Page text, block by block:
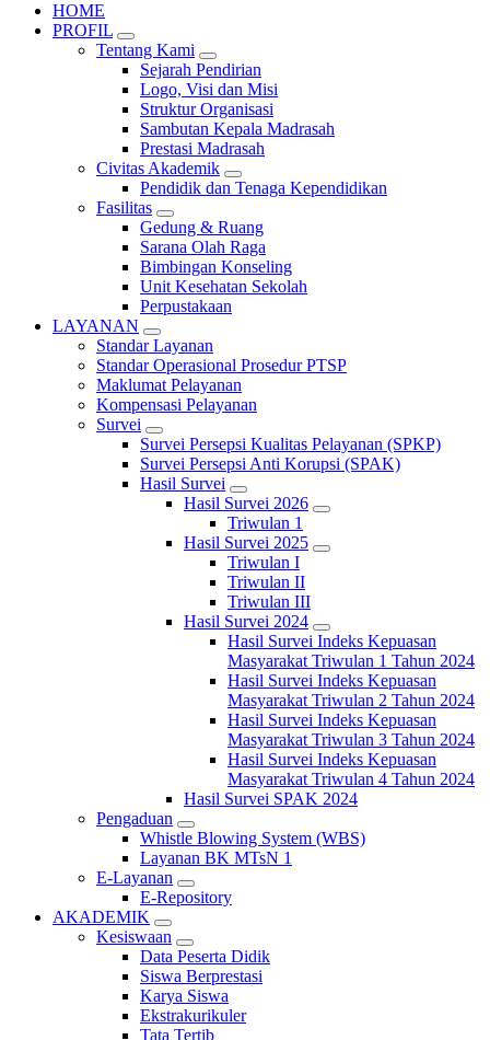
HOME
PROFIL
Tentang Kami
Sejarah Pendirian
Logo, Visi dan Misi
Struktur Organisasi
Sambutan Kepala Madrasah
Prestasi Madrasah
Civitas Akademik
Pendidik dan Tenaga Kependidikan
Fasilitas
Gedung & Ruang
Sarana Olah Raga
Bimbingan Konseling
Unit Kesehatan Sekolah
Perpustakaan
LAYANAN
Standar Layanan
Standar Operasional Prosedur PTSP
Maklumat Pelayanan
Kompensasi Pelayanan
Survei
Survei Persepsi Kualitas Pelayanan (SPKP)
Survei Persepsi Anti Korupsi (SPAK)
Hasil Survei
Hasil Survei 2026
Triwulan 1
Hasil Survei 2025
Triwulan I
Triwulan II
Triwulan III
Hasil Survei 2024
Hasil Survei Indeks Kepuasan
Masyarakat Triwulan 1 Tahun 2024
Hasil Survei Indeks Kepuasan
Masyarakat Triwulan 2 Tahun 2024
Hasil Survei Indeks Kepuasan
Masyarakat Triwulan 3 Tahun 2024
Hasil Survei Indeks Kepuasan
Masyarakat Triwulan 4 Tahun 2024
Hasil Survei SPAK 2024
Pengaduan
Whistle Blowing System (WBS)
Layanan BK MTsN 1
E-Layanan
E-Repository
AKADEMIK
Kesiswaan
Data Peserta Didik
Siswa Berprestasi
Karya Siswa
Ekstrakurikuler
Tata Tertib